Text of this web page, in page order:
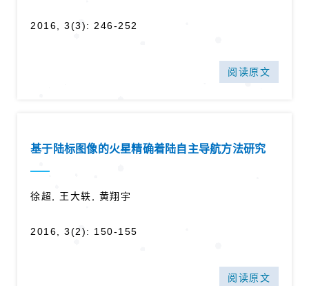
2016, 3(3): 246-252
阅读原文
基于陆标图像的火星精确着陆自主导航方法研究
徐超, 王大轶, 黄翔宇
2016, 3(2): 150-155
阅读原文